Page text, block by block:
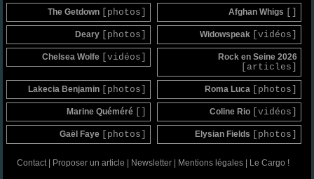
The Getdown [photos] Afghan Whigs
Deary [photos] Widowspeak [vidéos]
Chelsea Wolfe [vidéos] Rock en Seine 2026
[articles]
Lakecia Benjamin [photos] Roma Luca [photos]
Marine Quéméré Coline Rio [vidéos]
Gaël Faye [photos] Elysian Fields [photos]
Contact| Proposer un article Newsletter| Mentions légales| Le Cargo !